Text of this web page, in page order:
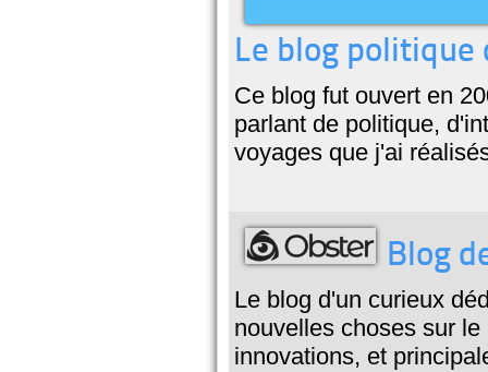
Le blog politique
Ce blog fut ouvert en
parlant de politique,
voyages que j'ai
Blog
Le blog d'un curieux
nouvelles choses sur
innovations, et